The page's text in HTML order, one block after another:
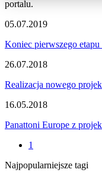
portalu.
05.07.2019
Koniec pierwszego
26.07.2018
Realizacja nowego
16.05.2018
Panattoni Europe z
1
Najpopularniejsze tagi